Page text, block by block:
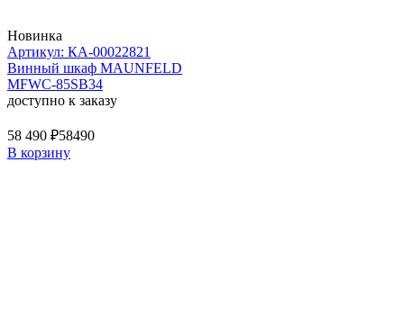
Новинка
Артикул: КА-00022821
Винный шкаф MAUNFELD
MFWC-85SB34
доступно к заказу
58 490 ₽58490
В корзину